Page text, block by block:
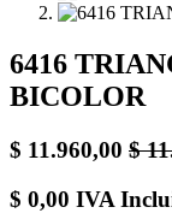
6416
BICOLOR
$ 11.960,00 $
$ 0,00 IVA